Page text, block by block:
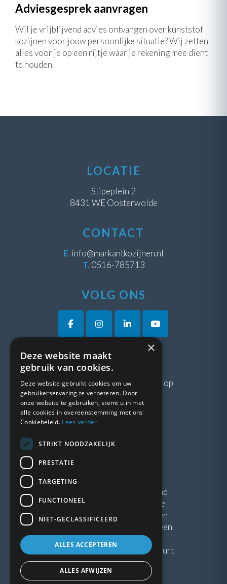
Adviesgesprek aanvragen
Wil je vrijblijvend advies ontvangen over kunststof
kozijnen voor jouw persoonlijke situatie? Wij zetten
alles voor je op een rijtje waar je rekening mee dient
te houden.
LOCATIE
Stipeplein 2
8431 WE Oosterwolde
CONTACT
E.info@markantkozijnen.nl
T. 0516-785713
VOLG ONS
VRAGEN?
Neem gerustcontactmet ons op
LINKS
Blogs
Algemene voorwaarden
Kunststof Kozijnen Friesland
Kunststof kozijnen Drenthe
Kunststof Kozijnen Drachten
Kunststof Kozijnen Hoogeveen
Kunststof kozijnen in jouw buurt
×
Deze website maakt
gebruik van cookies.
Deze website gebruikt cookies om uw
gebruikerservaring te verbeteren. Door
onze website te gebruiken, stemt u in met
alle cookies in overeenstemming met ons
Cookiebeleid. Lees verder
STRIKT NOODZAKELIJK
PRESTATIE
TARGETING
FUNCTIONEEL
NIET-GECLASSIFICEERD
ALLES ACCEPTEREN
ALLES AFWIJZEN